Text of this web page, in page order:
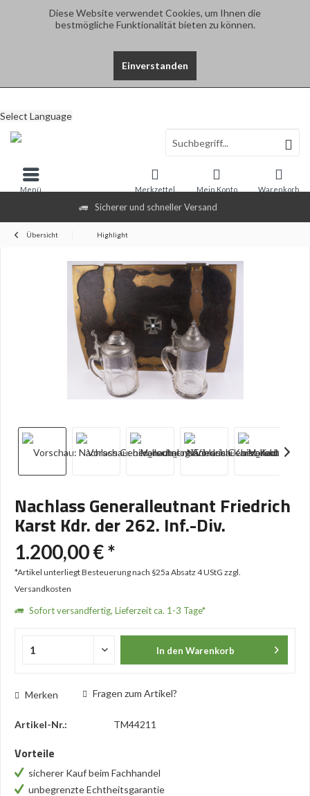
Diese Website verwendet Cookies, um Ihnen die
bestmögliche Funktionalität bieten zu können.
Einverstanden
Sicherer und schneller Versand
Select Language
Warenkorb
Merkzettel Mein Konto
Menü
Übersicht Highlight
Nachlass Generalleutnant Friedrich
Karst Kdr. der 262. Inf.-Div.
1.200,00 € *
*Artikel unterliegt Besteuerung nach §25a Absatz 4 UStG zzgl.
Versandkosten
Sofort versandfertig, Lieferzeit ca. 1-3 Tage*
In den Warenkorb
Merken Fragen zum Artikel?
Artikel-Nr.: TM44211
Vorteile
sicherer Kauf beim Fachhandel
unbegrenzte Echtheitsgarantie